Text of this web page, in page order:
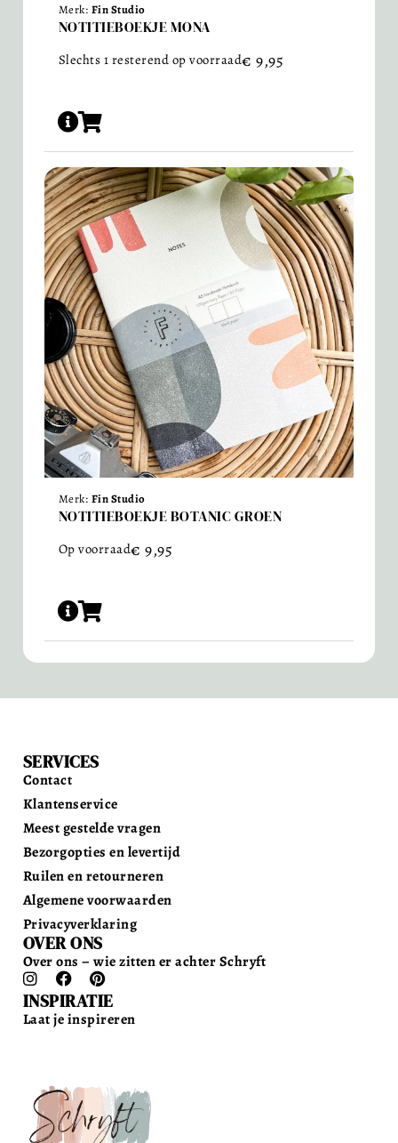
Merk: Fin Studio
NOTITIEBOEKJE MONA
Slechts 1 resterend op voorraad€ 9,95
Merk: Fin Studio
NOTITIEBOEKJE BOTANIC GROEN
Op voorraad€ 9,95
SERVICES
Contact
Klantenservice
Meest gestelde vragen
Bezorgopties en levertijd
Ruilen en retourneren
Algemene voorwaarden
Privacyverklaring
OVER ONS
Over ons – wie zitten er achter Schryft
INSPIRATIE
Laat je inspireren